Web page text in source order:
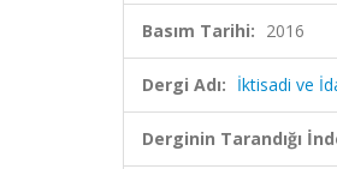
Basım Tarihi: 2016
Dergi Adı: İktisadi ve
Derginin Tarandığı